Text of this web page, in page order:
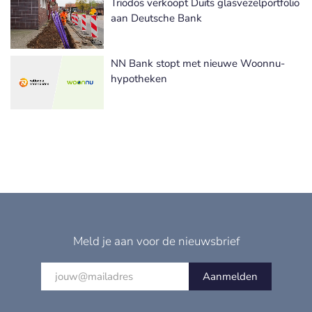
Triodos verkoopt Duits glasvezelportfolio
aan Deutsche Bank
NN Bank stopt met nieuwe Woonnu-
hypotheken
Meld je aan voor de nieuwsbrief
Aanmelden